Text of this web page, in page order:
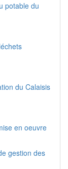
potable du
du Calaisis
en oeuvre
gestion des